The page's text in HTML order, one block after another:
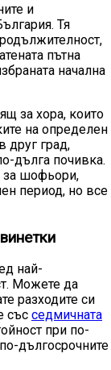
и
Тя
пътна
начална
за хора, които
на определен
друг град,
дълга почивка.
за шофьори,
период, но все
най-
Можете да
разходите си
със седмичната
при по-
дългосрочните